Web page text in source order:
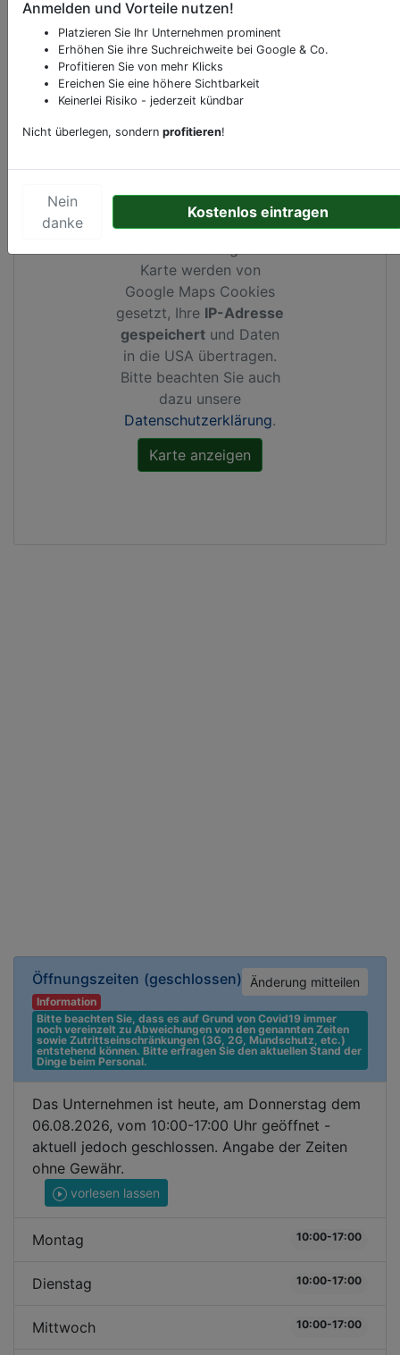
Öffnungszeiten (geschlossen) Änderung mitteilen
Information
Bitte beachten Sie, dass es auf Grund von Covid19 immer
noch vereinzelt zu Abweichungen von den genannten Zeiten
sowie Zutrittseinschränkungen (3G, 2G, Mundschutz, etc.)
entstehend können. Bitte erfragen Sie den aktuellen Stand der
Dinge beim Personal.
Das Unternehmen ist heute, am Donnerstag dem
06.08.2026, vom 10:00-17:00 Uhr geöffnet -
aktuell jedoch geschlossen. Angabe der Zeiten
ohne Gewähr.
vorlesen lassen
Montag 10:00-17:00
Dienstag 10:00-17:00
Mittwoch 10:00-17:00
Sonderangebote odere besondere Services, die
Ihr Unternehmen anbietet und womit Sie sich von
Ihren Wettbewerbern abheben.
Karte werden von
Google Maps Cookies
gesetzt, Ihre IP-Adresse
gespeichert und Daten
in die USA übertragen.
Bitte beachten Sie auch
dazu unsere
Datenschutzerklärung.
Anmelden und Vorteile nutzen!
Platzieren Sie Ihr Unternehmen prominent
Erhöhen Sie ihre Suchreichweite bei Google & Co.
Profitieren Sie von mehr Klicks
Ereichen Sie eine höhere Sichtbarkeit
Keinerlei Risiko - jederzeit kündbar
Nicht überlegen, sondern profitieren!
Nein
danke
Kostenlos eintragen